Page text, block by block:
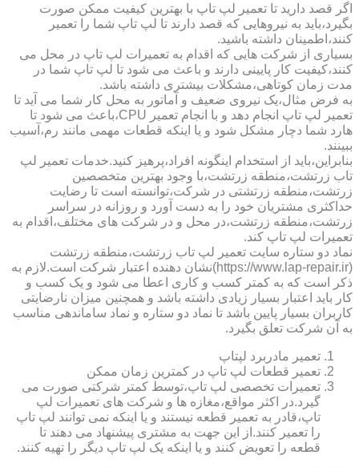
اگر قصد دارید تا تعمیر لپ تاپ با بهترین کیفیت ممکن صورت
بگیرد،باید به نیروهایی که قصد دارند تا لپ تاپ شما را تعمیر
کنند،اطمینان داشته باشید.
بسیاری از شرکت هایی که اقدام به تعمیرات لپ تاپ در محل می
کنند،کیفیت کار پایینی دارند و باعث می شود تا لپ تاپ شما در
مدت زمان کوتاهی،مشکلات بیشتری داشته باشد.
به فرض مثال،یک نیروی ضعیف و آماتور به محل کار شما می آید تا
تعمیر لپ تاپ انجام دهد و با انجام تعمیر CPU،باعث می شود تا
هارد شما دچار مشکل شود و یا اینکه قطعات مهمی مانند رم،آسیب
ببینند.
بنابراین،باید از استخدام اینگونه افراد،پرهیز کنید.خدمات تعمیر لپ
تاب زرتشت،منطقه زرتشت،با وجود بهترین متخصصین
زرتشت،منطقه زرتشتی در شرکت،توانسته است تا رضایت
حداکثری مشتریان خود را به دست آورد و روزانه در سراسر
زرتشت،منطقه زرتشت،در محل و در شرکت های مختلف،اقدام به
تعمیرات لپ تاپ کند.
نماد دو ستاره سایت تعمیر لپ تاب زرتشت،منطقه زرتشت
(https://www.lap-repair.ir)نشان دهنده اعتبار شرکت است.لازم به
ذکر است که به کمتر کسب و کاری اعطا می شود و یک کسب و
کار باید اعتبار بسیار زیادی داشته باشد و همچنین میزان نارضایتی
کاربران بسیار پایین باشد تا نماد دو ستاره و نماد ساماندهی مناسب
به آن شرکت تعلق بگیرد.
تعمیر مادربرد لپتاپ
تعمیر قطعات لپ تاپ در کمترین زمان ممکن
تعمیرات تخصصی لپ تاپ،توسط کمتر شرکتی صورت می
گیرد.در اکثر مواقع،مغازه ها و شرکت های تعمیرات لپ
تاپ،قادر به تعمیر قطعه نیستند و یا اینکه نمی توانند لپ تاپ
را تعمیر کنند.از این جهت به مشتری پیشنهاد می دهند تا
قطعه را تعویض کنند و یا اینکه یک لپ تاپ دیگر را تهیه کنند.